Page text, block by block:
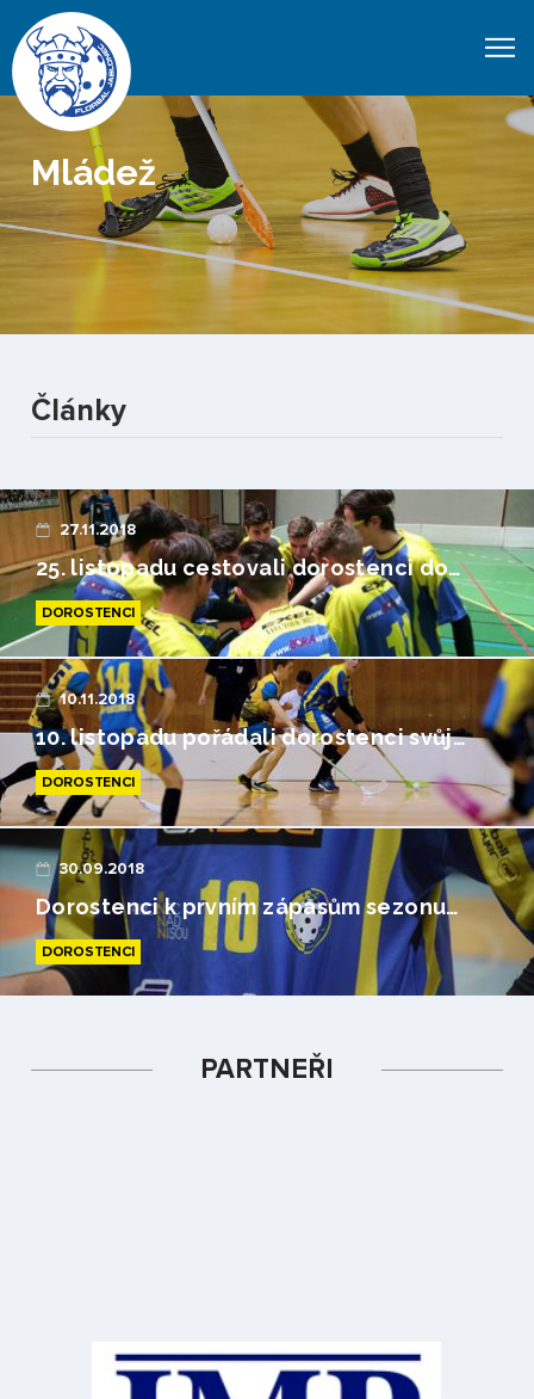
Mládež
Články
27.11.2018
25. listopadu cestovali dorostenci do…
DOROSTENCI
10.11.2018
10. listopadu pořádali dorostenci svůj…
DOROSTENCI
30.09.2018
Dorostenci k prvním zápasům sezonu…
DOROSTENCI
PARTNEŘI